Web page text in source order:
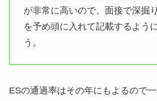
が非常に高いので、面接で深掘
を予め頭に入れて記載するよう
う。
ESの通過率はその年にもよるので